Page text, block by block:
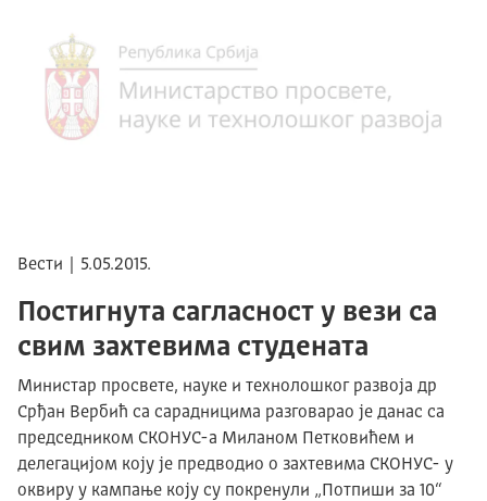
Вести | 5.05.2015.
Постигнута сагласност у вези са
свим захтевима студената
Министар просвете, науке и технолошког развоја др
Срђан Вербић са сарадницима разговарао је данас са
председником СКОНУС-а Миланом Петковићем и
делегацијом коју је предводио о захтевима СКОНУС- у
оквиру у кампање коју су покренули „Потпиши за 10“